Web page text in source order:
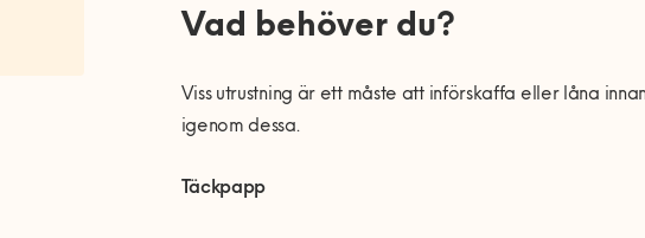
Vad behöver du?
Viss utrustning är ett måste att införskaffa eller låna
igenom dessa.
Täckpapp